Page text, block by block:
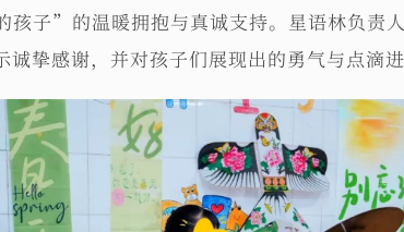
孩子”的温暖拥抱与真诚支持。星语林负责人
挚感谢，并对孩子们展现出的勇气与点滴进